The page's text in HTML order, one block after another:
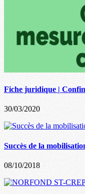
Fiche juridique |
30/03/2020
Succès de la
08/10/2018